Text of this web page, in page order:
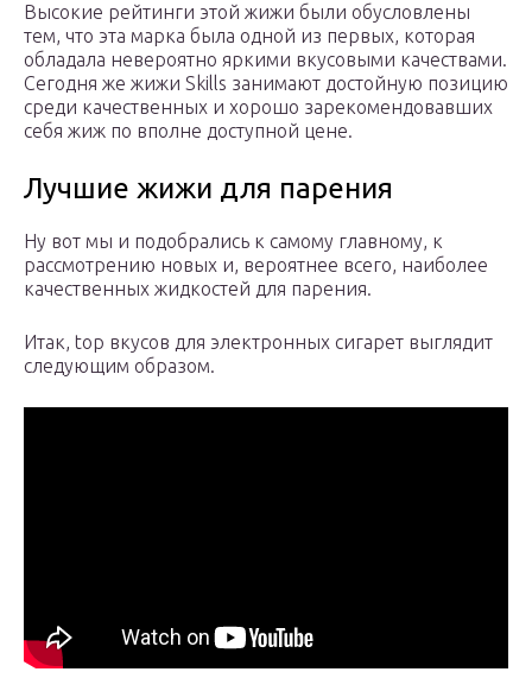
Высокие рейтинги этой жижи были обусловлены
тем, что эта марка была одной из первых, которая
обладала невероятно яркими вкусовыми качествами.
Сегодня же жижи Skills занимают достойную позицию
среди качественных и хорошо зарекомендовавших
себя жиж по вполне доступной цене.
Лучшие жижи для парения
Ну вот мы и подобрались к самому главному, к
рассмотрению новых и, вероятнее всего, наиболее
качественных жидкостей для парения.
Итак, top вкусов для электронных сигарет выглядит
следующим образом.